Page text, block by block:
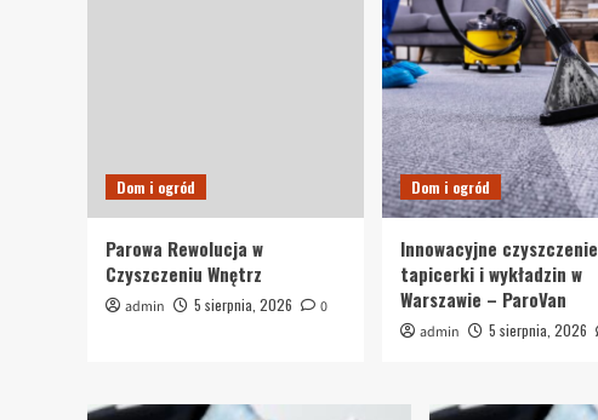
Dom i ogród
Parowa Rewolucja w
Czyszczeniu Wnętrz
admin 5 sierpnia, 2026 0
Dom i ogród
Innowacyjne czyszczenie
tapicerki i wykładzin w
Warszawie – ParoVan
admin 5 sierpnia, 2026